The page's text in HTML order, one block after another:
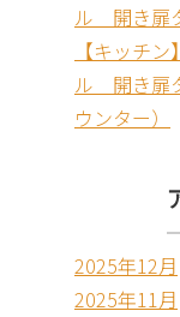
ル 開き扉
【キッチ
ル 開き扉
ウンター）
2025年12月
2025年11月